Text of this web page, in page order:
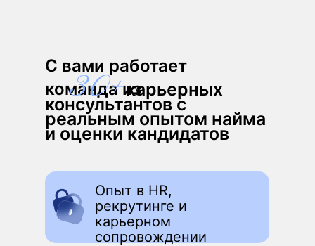
С вами работает
команда изкарьерных
консультантов с
реальным опытом найма
и оценки кандидатов
Опыт в HR,
рекрутинге и
карьерном
сопровождении